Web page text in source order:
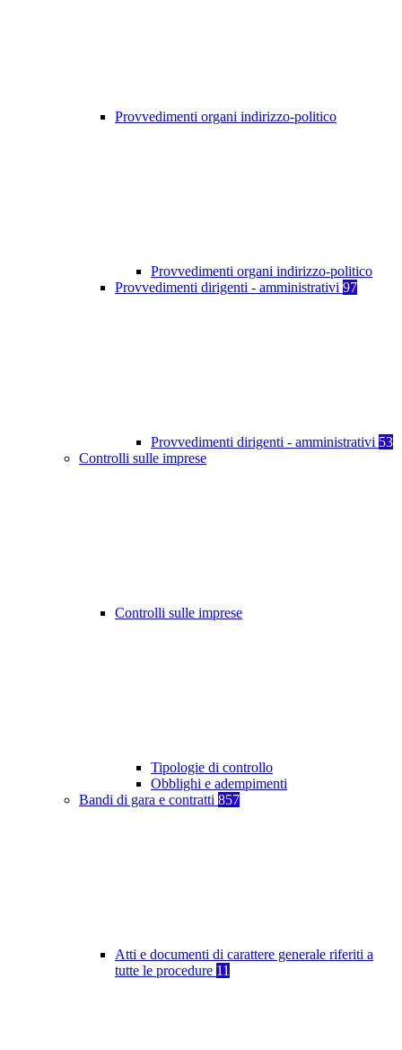
Provvedimenti organi indirizzo-politico
Provvedimenti organi indirizzo-politico
Provvedimenti dirigenti - amministrativi 97
Provvedimenti dirigenti - amministrativi 53
Controlli sulle imprese
Controlli sulle imprese
Tipologie di controllo
Obblighi e adempimenti
Bandi di gara e contratti 857
Atti e documenti di carattere generale riferiti a
tutte le procedure 11